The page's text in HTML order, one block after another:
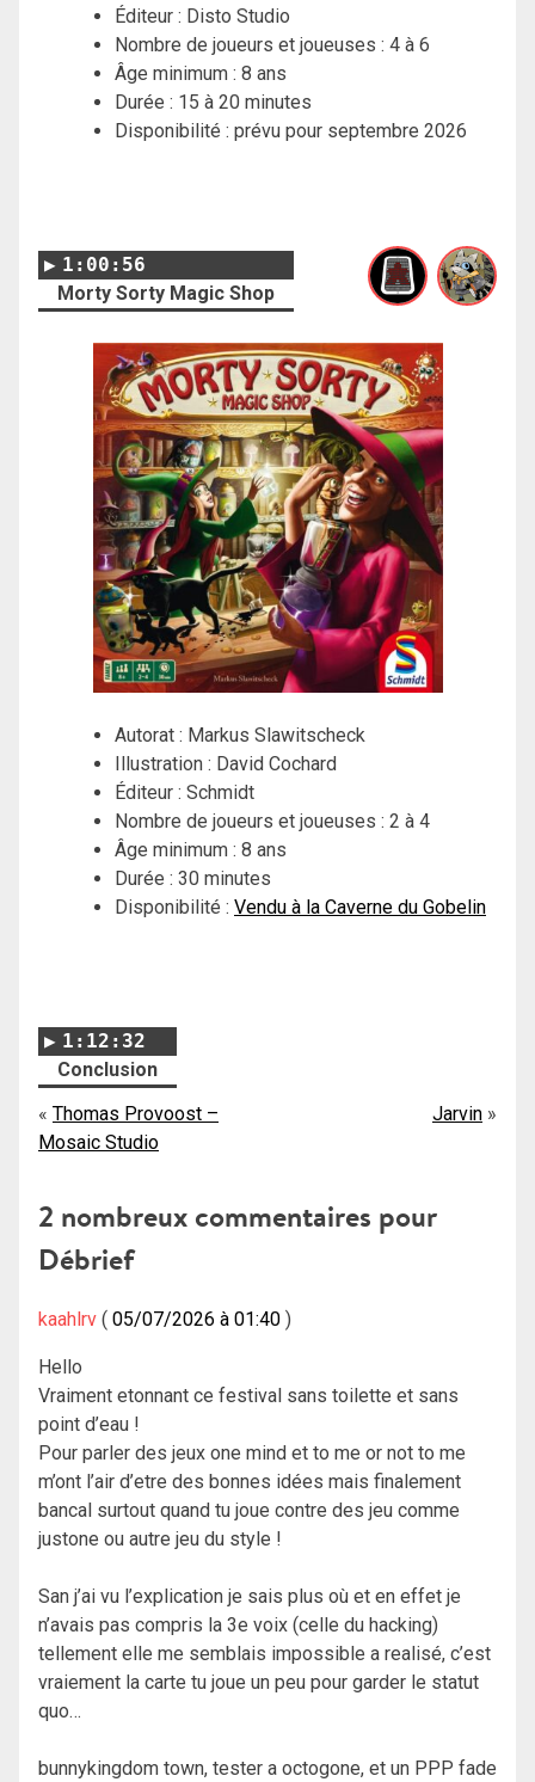
Éditeur : Disto Studio
Nombre de joueurs et joueuses : 4 à 6
Âge minimum : 8 ans
Durée : 15 à 20 minutes
Disponibilité : prévu pour septembre 2026
1:00:56
Morty Sorty Magic Shop
Autorat : Markus Slawitscheck
Illustration : David Cochard
Éditeur : Schmidt
Nombre de joueurs et joueuses : 2 à 4
Âge minimum : 8 ans
Durée : 30 minutes
Disponibilité : Vendu à la Caverne du Gobelin
1:12:32
Conclusion
Navigation
de
l’article
Thomas Provoost –
Mosaic Studio
Jarvin
2 nombreux commentaires pour
Débrief
kaahlrv 05/07/2026 à 01:40
Hello
Vraiment etonnant ce festival sans toilette et sans
point d’eau !
Pour parler des jeux one mind et to me or not to me
m’ont l’air d’etre des bonnes idées mais finalement
bancal surtout quand tu joue contre des jeu comme
justone ou autre jeu du style !
San j’ai vu l’explication je sais plus où et en effet je
n’avais pas compris la 3e voix (celle du hacking)
tellement elle me semblais impossible a realisé, c’est
vraiement la carte tu joue un peu pour garder le statut
quo…
bunnykingdom town, tester a octogone, et un PPP fade